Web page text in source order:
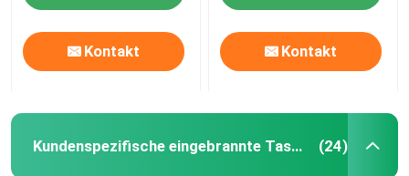
Kontakt Kontakt
Kundenspezifische eingebrannte Taschen (24)